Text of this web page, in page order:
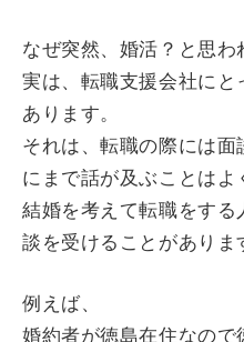
なぜ突然、婚活？と思わ
実は、転職支援会社に
あります。
それは、転職の際には
にまで話が及ぶことはよ
結婚を考えて転職をす
談を受けることがありま
例えば、
婚約者が徳島在住なので